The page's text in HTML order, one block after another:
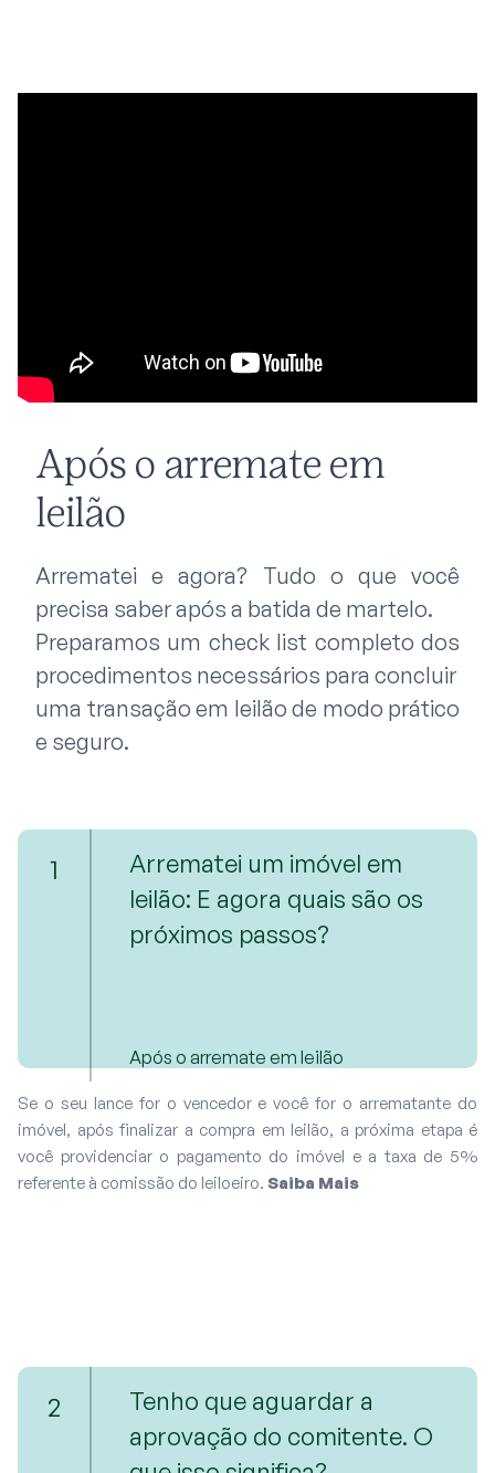
Após o arremate em
leilão
Arrematei e agora? Tudo o que você
precisa saber após a batida de martelo.
Preparamos um check list completo dos
procedimentos necessários para concluir
uma transação em leilão de modo prático
e seguro.
1
Arrematei um imóvel em
leilão: E agora quais são os
próximos passos?
Após o arremate em leilão
Se o seu lance for o vencedor e você for o arrematante do
imóvel, após finalizar a compra em leilão, a próxima etapa é
você providenciar o pagamento do imóvel e a taxa de 5%
referente à comissão do leiloeiro. Saiba Mais
2
Tenho que aguardar a
aprovação do comitente. O